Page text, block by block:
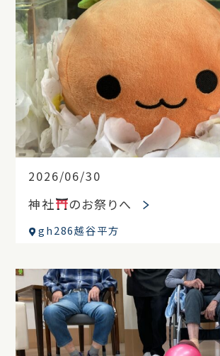
2026/06/30
神社 のお祭りへ
gh286越谷平方